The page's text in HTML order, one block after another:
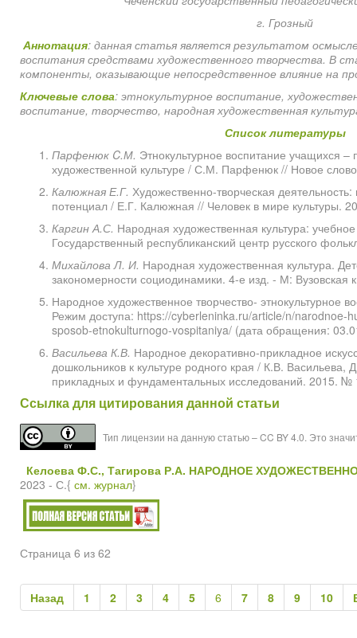
г. Грозный
Аннотация: данная статья является результатом
воспитания средствами художественного творчества. В
компоненты, оказывающие непосредственное влияние на
Ключевые слова: этнокультурное воспитание,
воспитание, творчество, народная художественная
Список литературы
Парфенюк C.М. Этнокультурное воспитание учащихся
художественной культуре / С.М. Парфенюк // Новое
Калюжная Е.Г. Художественно-творческая деятельность:
потенциал / Е.Г. Калюжная // Человек в мире культуры.
Каргин А.С. Народная художественная культура:
Государственный республиканский центр русского
Михайлова Л. И. Народная художественная культура.
закономерности социодинамики. 4-е изд. - М: Вузовская
Народное художественное творчество- этнокультурное
Режим доступа: https://cyberleninka.ru/article/n/narodnoe-
sposob-etnokulturnogo-vospitaniya/ (дата обращения:
Васильева К.В. Народное декоративно-прикладное
дошкольников к культуре родного края / К.В.
прикладных и фундаментальных исследований. 2015.
Ссылка для цитирования данной статьи
Тип лицензии на данную статью – CC BY 4.0. Это
Келоева Ф.С., Тагирова Р.А. НАРОДНОЕ
2023 - С.{ см. журнал}
Страница 6 из 62
Назад 1 2 3 4 5 6 7 8 9 10